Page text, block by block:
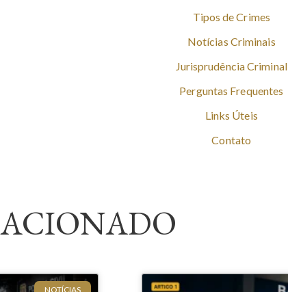
Tipos de Crimes
Notícias Criminais
Jurisprudência Criminal
Perguntas Frequentes
Links Úteis
Contato
NOTÍCIAS